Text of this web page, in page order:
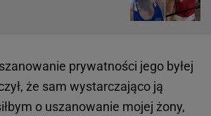
prywatności jego byłej
że sam wystarczająco ją
o uszanowanie mojej żony,